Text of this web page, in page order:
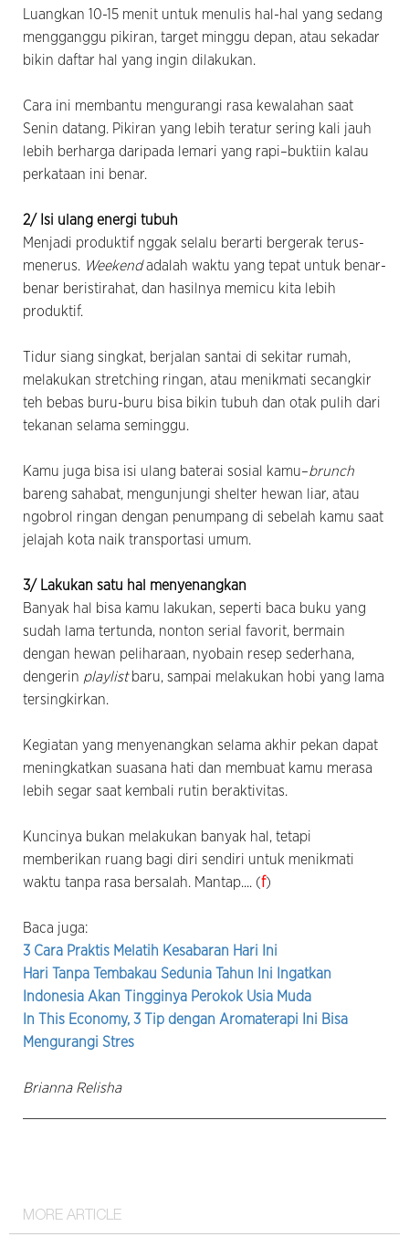
Luangkan 10-15 menit untuk menulis hal-hal yang sedang
mengganggu pikiran, target minggu depan, atau sekadar
bikin daftar hal yang ingin dilakukan.
Cara ini membantu mengurangi rasa kewalahan saat
Senin datang. Pikiran yang lebih teratur sering kali jauh
lebih berharga daripada lemari yang rapi–buktiin kalau
perkataan ini benar.
2/ Isi ulang energi tubuh
Menjadi produktif nggak selalu berarti bergerak terus-
menerus. Weekendadalah waktu yang tepat untuk benar-
benar beristirahat, dan hasilnya memicu kita lebih
produktif.
Tidur siang singkat, berjalan santai di sekitar rumah,
melakukan stretching ringan, atau menikmati secangkir
teh bebas buru-buru bisa bikin tubuh dan otak pulih dari
tekanan selama seminggu.
Kamu juga bisa isi ulang baterai sosial kamu–brunch
bareng sahabat, mengunjungi shelter hewan liar, atau
ngobrol ringan dengan penumpang di sebelah kamu saat
jelajah kota naik transportasi umum.
3/ Lakukan satu hal menyenangkan
Banyak hal bisa kamu lakukan, seperti baca buku yang
sudah lama tertunda, nonton serial favorit, bermain
dengan hewan peliharaan, nyobain resep sederhana,
dengerin playlist baru, sampai melakukan hobi yang lama
tersingkirkan.
Kegiatan yang menyenangkan selama akhir pekan dapat
meningkatkan suasana hati dan membuat kamu merasa
lebih segar saat kembali rutin beraktivitas.
Kuncinya bukan melakukan banyak hal, tetapi
memberikan ruang bagi diri sendiri untuk menikmati
waktu tanpa rasa bersalah. Mantap.... (f)
Baca juga:
3 Cara Praktis Melatih Kesabaran Hari Ini
Hari Tanpa Tembakau Sedunia Tahun Ini Ingatkan
Indonesia Akan Tingginya Perokok Usia Muda
In This Economy, 3 Tip dengan Aromaterapi Ini Bisa
Mengurangi Stres
Brianna Relisha
MORE ARTICLE